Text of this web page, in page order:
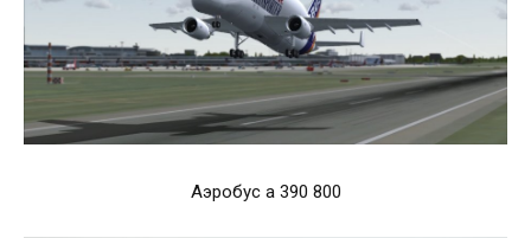
Аэробус а 390 800